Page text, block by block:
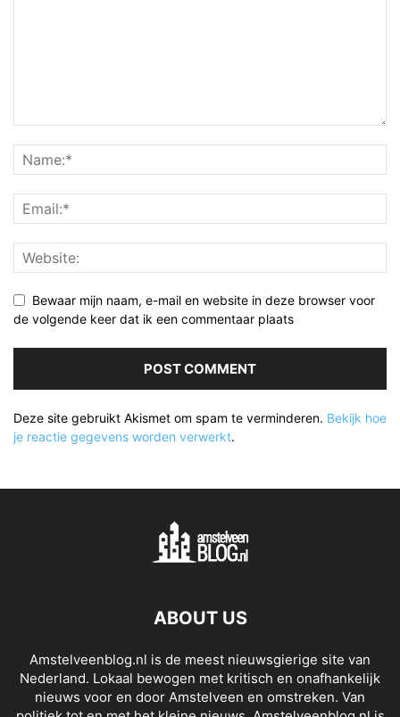
Bewaar mijn naam, e-mail en website in deze browser voor
de volgende keer dat ik een commentaar plaats
Deze site gebruikt Akismet om spam te verminderen. Bekijk hoe
je reactie gegevens worden verwerkt.
ABOUT US
Amstelveenblog.nl is de meest nieuwsgierige site van
Nederland. Lokaal bewogen met kritisch en onafhankelijk
nieuws voor en door Amstelveen en omstreken. Van